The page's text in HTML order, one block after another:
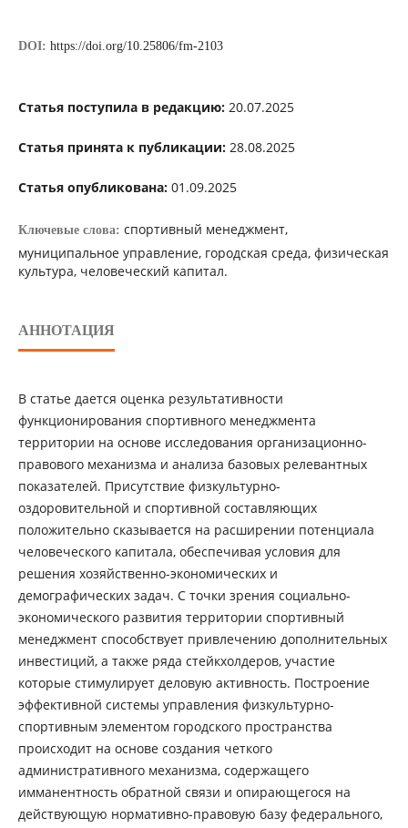
DOI: https://doi.org/10.25806/fm-2103
Статья поступила в редакцию:20.07.2025
Статья принята к публикации:28.08.2025
Статья опубликована:01.09.2025
Ключевые слова: спортивный менеджмент,
муниципальное управление, городская среда, физическая
культура, человеческий капитал.
АННОТАЦИЯ
В статье дается оценка результативности
функционирования спортивного менеджмента
территории на основе исследования организационно-
правового механизма и анализа базовых релевантных
показателей. Присутствие физкультурно-
оздоровительной и спортивной составляющих
положительно сказывается на расширении потенциала
человеческого капитала, обеспечивая условия для
решения хозяйственно-экономических и
демографических задач. С точки зрения социально-
экономического развития территории спортивный
менеджмент способствует привлечению дополнительных
инвестиций, а также ряда стейкхолдеров, участие
которые стимулирует деловую активность. Построение
эффективной системы управления физкультурно-
спортивным элементом городского пространства
происходит на основе создания четкого
административного механизма, содержащего
имманентность обратной связи и опирающегося на
действующую нормативно-правовую базу федерального,